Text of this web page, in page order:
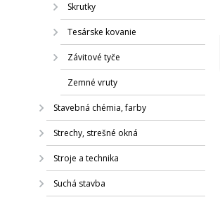
Skrutky
Tesárske kovanie
Závitové tyče
Zemné vruty
Stavebná chémia, farby
Strechy, strešné okná
Stroje a technika
Suchá stavba